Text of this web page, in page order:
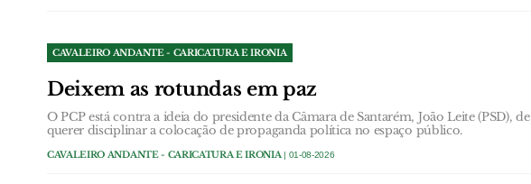
CAVALEIRO ANDANTE - CARICATURA E IRONIA
Deixem as rotundas em paz
O PCP está contra a ideia do presidente da Câmara de Santarém, João Leite (PSD), de
querer disciplinar a colocação de propaganda política no espaço público.
CAVALEIRO ANDANTE - CARICATURA E IRONIA | 01-08-2026